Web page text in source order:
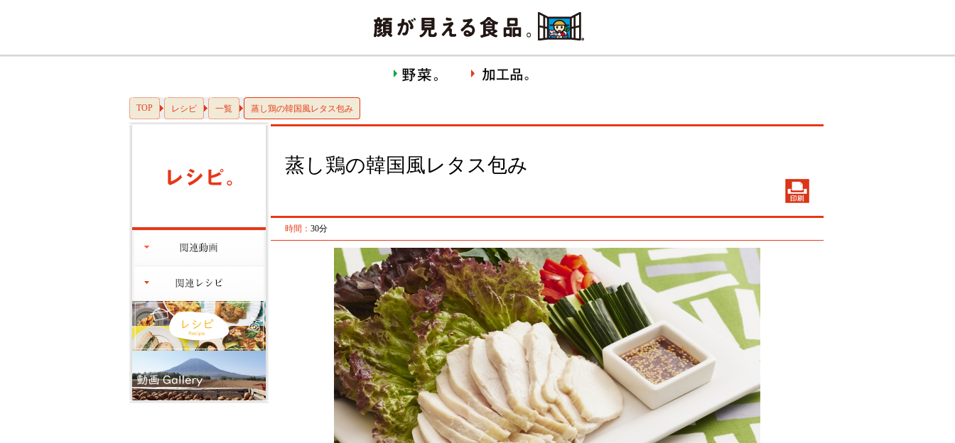
TOP レシピ 一覧 蒸し鶏の韓国風レタス包み
蒸し鶏の韓国風レタス包み
時間： 30分